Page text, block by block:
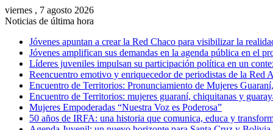
viernes , 7 agosto 2026
Noticias de última hora
Jóvenes apuntan a crear la Red Chaco para visibilizar la
Jóvenes amplifican sus demandas en la agenda pública en el
Líderes juveniles impulsan su participación política en un
Reencuentro emotivo y enriquecedor de periodistas de la Red
Encuentro de Territorios: Pronunciamiento de Mujeres
Encuentro de Territorios: mujeres guaraní, chiquitanas y
Mujeres Empoderadas “Nuestra Voz es Poderosa”
50 años de IRFA: una historia que comunica, educa y